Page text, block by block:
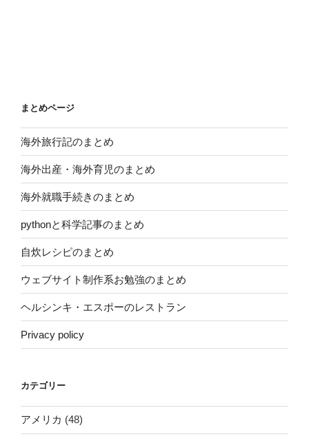
まとめページ
海外旅行記のまとめ
海外出産・海外育児のまとめ
海外就職手続きのまとめ
pythonと科学記事のまとめ
自炊レシピのまとめ
ウェブサイト制作系お勉強のまとめ
ヘルシンキ・エスポーのレストラン
Privacy policy
カテゴリー
アメリカ (48)